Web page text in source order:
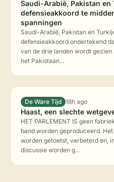
Saudi-Arabië, Pakistan en
defensieakkoord te
spanningen
Saudi-Arabië, Pakistan en
defensieakkoord ondertekend
van de drie landen wordt
het Pakistaan...
De Ware Tijd 16h ago
Haast, een slechte
HET PARLEMENT IS geen
band worden geproduceerd.
worden getoetst, verbeterd en,
discussie worden g...